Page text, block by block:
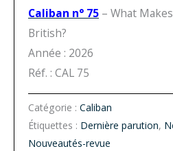
Caliban n° 75 – What
British?
Année : 2026
Réf. : CAL 75
Catégorie : Caliban
Étiquettes : Dernière parution,
Nouveautés-revue